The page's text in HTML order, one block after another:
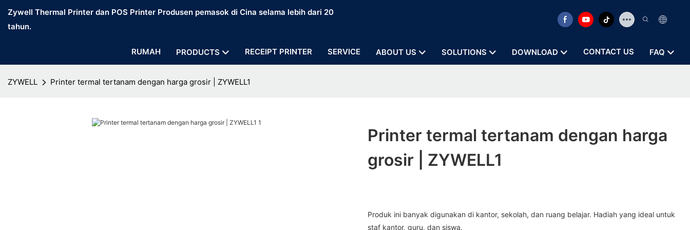
Zywell Thermal Printer dan POS Printer Produsen pemasok di Cina selama lebih dari 20
tahun.
RUMAH PRODUCTS RECEIPT PRINTER SERVICE ABOUT US SOLUTIONS DOWNLOAD CONTACT US FAQ
ZYWELL Printer termal tertanam dengan harga grosir | ZYWELL1
Printer termal tertanam dengan harga
grosir | ZYWELL1
Produk ini banyak digunakan di kantor, sekolah, dan ruang belajar. Hadiah yang ideal untuk
staf kantor, guru, dan siswa.